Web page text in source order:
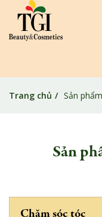
Trang chủ Sản
Sản
Chăm sóc tóc